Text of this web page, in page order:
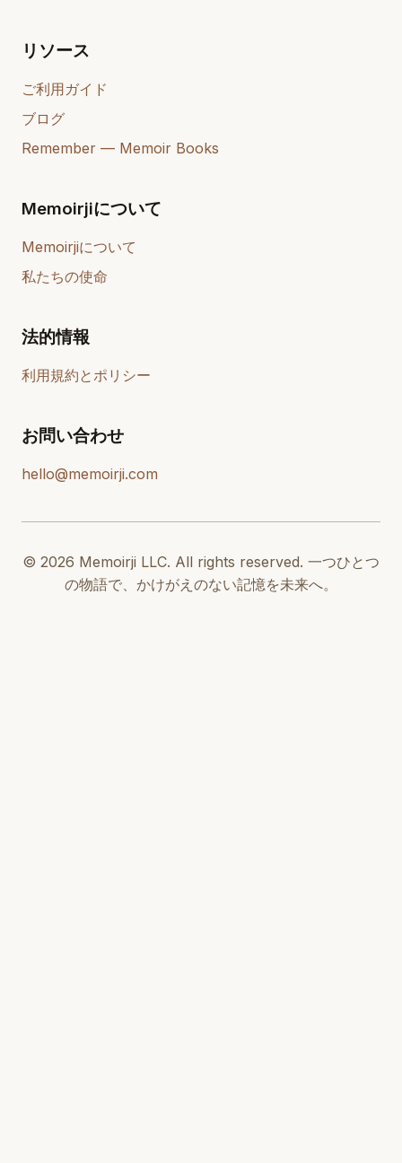
リソース
ご利用ガイド
ブログ
Remember — Memoir Books
Memoirjiについて
Memoirjiについて
私たちの使命
法的情報
利用規約とポリシー
お問い合わせ
hello@memoirji.com
© 2026 Memoirji LLC. All rights reserved. 一つひとつ
の物語で、かけがえのない記憶を未来へ。